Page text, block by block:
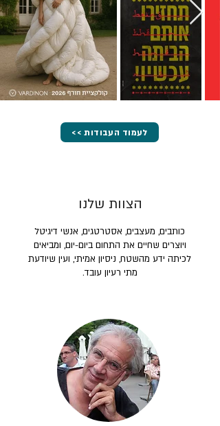
<< לעמוד העבודות
הצוות שלנו
כותבים, מעצבים, אסטרטגים, אנשי דיגיטל
ויוצרים שחיים את התחום ביום-יום, ומביאים
לכיתה ידע מהשטח, ניסיון אמיתי, ועין שיודעת
מתי רעיון עובד.